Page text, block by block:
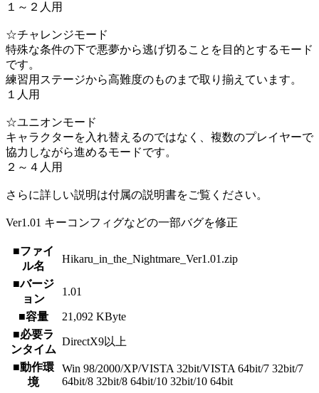
１～２人用
☆チャレンジモード
特殊な条件の下で悪夢から逃げ切ることを目的とするモード
です。
練習用ステージから高難度のものまで取り揃えています。
１人用
☆ユニオンモード
キャラクターを入れ替えるのではなく、複数のプレイヤーで
協力しながら進めるモードです。
２～４人用
さらに詳しい説明は付属の説明書をご覧ください。
Ver1.01 キーコンフィグなどの一部バグを修正
■ファイ
ル名
Hikaru_in_the_Nightmare_Ver1.01.zip
■バージ
ョン
1.01
■容量
21,092 KByte
■必要ラ
ンタイム
DirectX9以上
■動作環
境
Win 98/2000/XP/VISTA 32bit/VISTA 64bit/7 32bit/7
64bit/8 32bit/8 64bit/10 32bit/10 64bit